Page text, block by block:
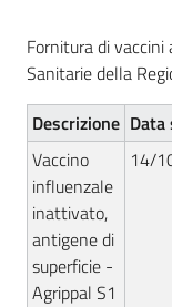
Supporto
Piattaforme
telematiche
Fornitura di
Sanitarie della
Descrizione
Vaccino
influenzale
inattivato,
antigene di
superficie -
Agrippal S1
14/